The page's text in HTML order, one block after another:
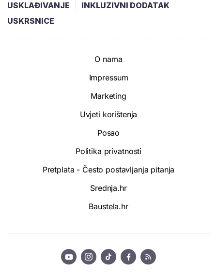
USKLAĐIVANJE
INKLUZIVNI DODATAK
USKRSNICE
O nama
Impressum
Marketing
Uvjeti korištenja
Posao
Politika privatnosti
Pretplata - Često postavljanja pitanja
Srednja.hr
Baustela.hr